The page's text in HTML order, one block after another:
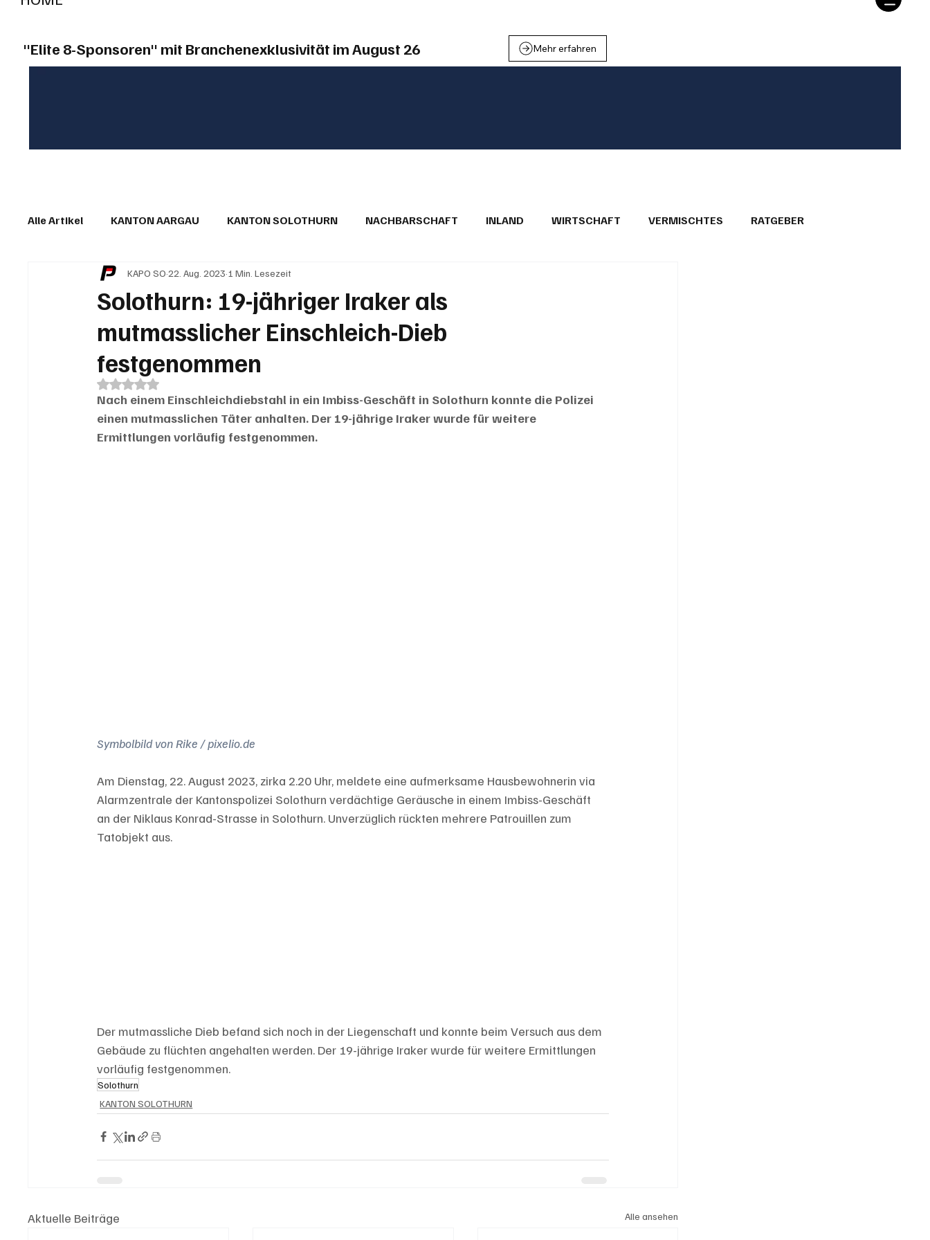
"Elite 8-Sponsoren" mit Branchenexklusivität im August 26 Mehr erfahren
Alle Artikel KANTON AARGAU KANTON SOLOTHURN NACHBARSCHAFT INLAND WIRTSCHAFT VERMISCHTES RATGEBER
IN EIGENER SACHE KOMMENTARE LESERBRIEFE
Solothurn: 19-jähriger Iraker als
mutmasslicher Einschleich-Dieb
festgenommen
KAPO SO 22. Aug. 2023 1 Min. Lesezeit
Mit NaN von 5 Sternen bewertet.
Nach einem Einschleichdiebstahl in ein Imbiss-Geschäft in Solothurn konnte die Polizei
einen mutmasslichen Täter anhalten. Der 19-jährige Iraker wurde für weitere
Ermittlungen vorläufig festgenommen.
Symbolbild von Rike / pixelio.de
Am Dienstag, 22. August 2023, zirka 2.20 Uhr, meldete eine aufmerksame Hausbewohnerin via
Alarmzentrale der Kantonspolizei Solothurn verdächtige Geräusche in einem Imbiss-Geschäft
an der Niklaus Konrad-Strasse in Solothurn. Unverzüglich rückten mehrere Patrouillen zum
Tatobjekt aus.
Der mutmassliche Dieb befand sich noch in der Liegenschaft und konnte beim Versuch aus dem
Gebäude zu flüchten angehalten werden. Der 19-jährige Iraker wurde für weitere Ermittlungen
vorläufig festgenommen.
Solothurn
KANTON SOLOTHURN
Aktuelle Beiträge Alle ansehen